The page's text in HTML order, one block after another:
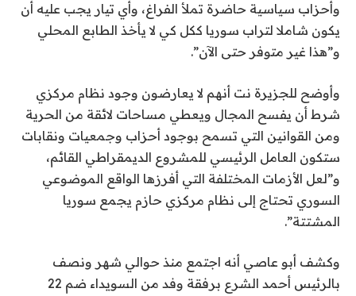
وأحزاب سياسية حاضرة تملأ الفراغ، وأي تيار يجب عليه أن
يكون شاملا لتراب سوريا ككل كي لا يأخذ الطابع المحلي
و”هذا غير متوفر حتى الآن”.
وأوضح للجزيرة نت أنهم لا يعارضون وجود نظام مركزي
شرط أن يفسح المجال ويعطي مساحات لائقة من الحرية
ومن القوانين التي تسمح بوجود أحزاب وجمعيات ونقابات
ستكون العامل الرئيسي للمشروع الديمقراطي القائم،
و”لعل الأزمات المختلفة التي أفرزها الواقع الموضوعي
السوري تحتاج إلى نظام مركزي حازم يجمع سوريا
المشتتة”.
وكشف أبو عاصي أنه اجتمع منذ حوالي شهر ونصف
بالرئيس أحمد الشرع برفقة وفد من السويداء ضم 22